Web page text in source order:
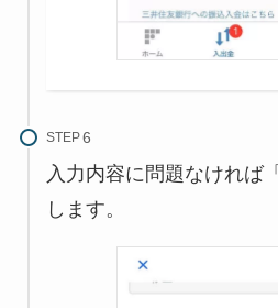
STEP
入力内容に問題なければ「
します。